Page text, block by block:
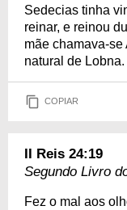
Sedecias tinha
reinar, e reinou
mãe chamava-
natural de Lobna.
COPIAR
II Reis 24:19
Segundo Livro
Fez o mal aos